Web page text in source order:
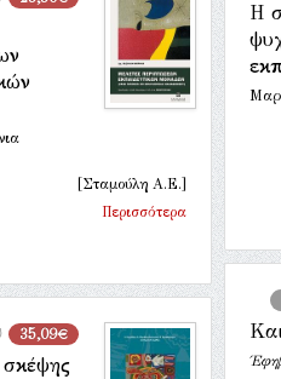
Η
[Σταμούλη Α.Ε.]
Περισσότερα
35,09€
σκέψης